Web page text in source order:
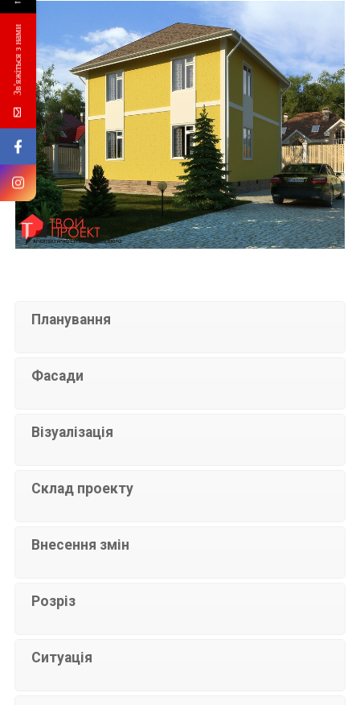
Планування
Фасади
Візуалізація
Склад проекту
Внесення змін
Розріз
Ситуація
Зв'яжіться з нами